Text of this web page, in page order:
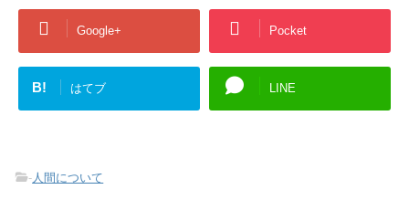
Google+ Pocket
B! はてブ LINE
- 人間について